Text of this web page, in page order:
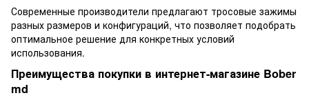
Современные производители предлагают тросовые зажимы
разных размеров и конфигураций, что позволяет подобрать
оптимальное решение для конкретных условий
использования.
Преимущества покупки в интернет-магазине Bober
md